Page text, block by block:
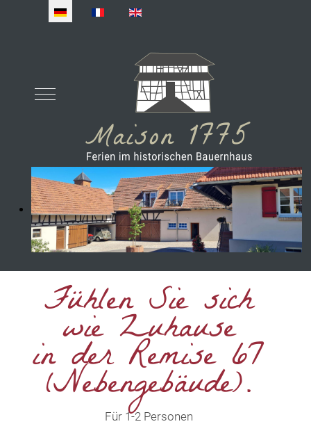
Sprache auswählen
Mobile Menu Toggle
Fühlen Sie sich
wie Zuhause
in der Remise 67
(Nebengebäude).
Für 1-2 Personen